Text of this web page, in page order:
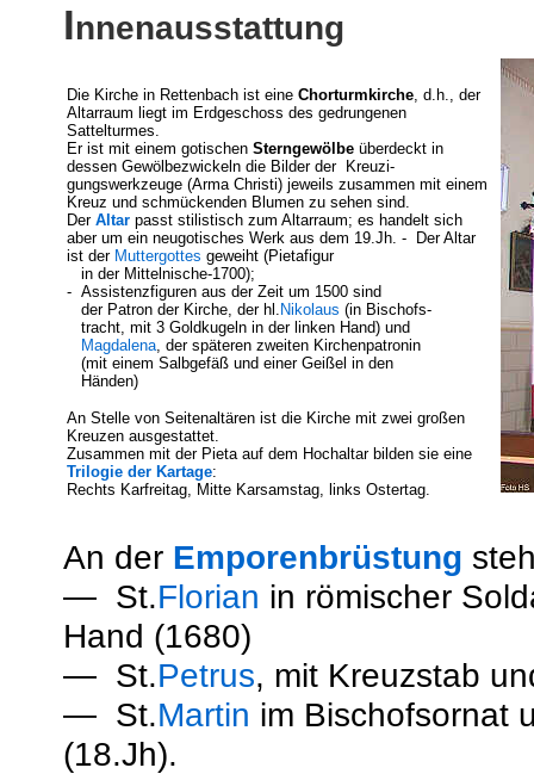
Innenausstattung
Die Kirche in Rettenbach ist eine Chorturmkirche, d.h., der
Altarraum liegt im Erdgeschoss des gedrungenen
Sattelturmes.
Er ist mit einem gotischen Sterngewölbeüberdeckt in
dessen Gewölbezwickeln die Bilder der Kreuzi-
gungswerkzeuge (Arma Christi) jeweils zusammen mit einem
Kreuz und schmückenden Blumen zu sehen sind.
Der Altarpasst stilistisch zum Altarraum; es handelt sich
aber um ein neugotisches Werk aus dem 19.Jh. - Der Altar
ist der Muttergottes geweiht (Pietafigur
in der Mittelnische-1700);
- Assistenzfiguren aus der Zeit um 1500 sind
der Patron der Kirche, der hl. Nikolaus (in Bischofs-
tracht, mit 3 Goldkugeln in der linken Hand) und
Magdalena, der späteren zweiten Kirchenpatronin
(mit einem Salbgefäß und einer Geißel in den
Händen)
An Stelle von Seitenaltären ist die Kirche mit zwei großen
Kreuzen ausgestattet.
Zusammen mit der Pieta auf dem Hochaltar bilden sie eine
Trilogie der Kartage:
Rechts Karfreitag, Mitte Karsamstag, links Ostertag.
An der Emporenbrüstung
— St.Florian in römischer
Hand (1680)
— St.Petrus, mit Kreuzstab
— St.Martin im Bischofsornat
(18.Jh).